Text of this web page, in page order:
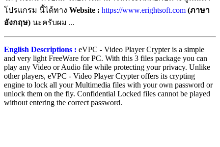
โปรแกรม นี้ได้ทาง Website : https://www.erightsoft.com (ภาษา
อังกฤษ) นะครับผม ...
English Descriptions : eVPC - Video Player Crypter is a simple
and very light FreeWare for PC. With this 3 files package you can
play any Video or Audio file while protecting your privacy. Unlike
other players, eVPC - Video Player Crypter offers its crypting
engine to lock all your Multimedia files with your own password or
unlock them on the fly. Confidential Locked files cannot be played
without entering the correct password.